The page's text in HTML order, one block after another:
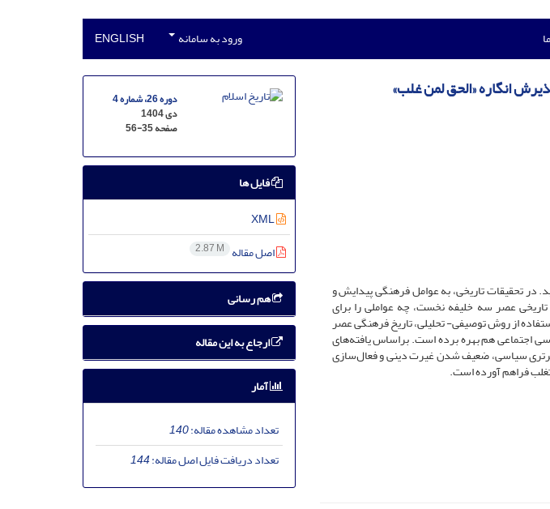
ورود به سامانه ENGLISH
انگاره «الحق لمن غلب»
در تحقیقات تاریخی، به عوامل فرهنگی پیدایش و
عصر سه خلیفه نخست، چه عواملی را برای
از روش توصیفی- تحلیلی، تاریخ فرهنگی عصر
اجتماعی هم بهره برده است. براساس یافته‌های
سیاسی، ضعیف شدن غیرت دینی و فعال‌سازی
فراهم آورده است.
دوره 26، شماره 4
دی 1404
صفحه56-35
فایل ها
XML
اصل مقاله 2.87 M
هم رسانی
ارجاع به این مقاله
آمار
تعداد مشاهده مقاله:140
تعداد دریافت فایل اصل مقاله:144